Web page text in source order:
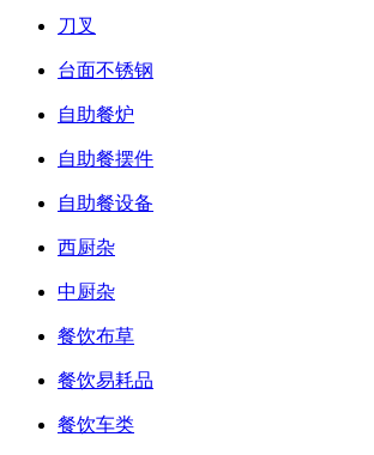
刀叉
台面不锈钢
自助餐炉
自助餐摆件
自助餐设备
西厨杂
中厨杂
餐饮布草
餐饮易耗品
餐饮车类